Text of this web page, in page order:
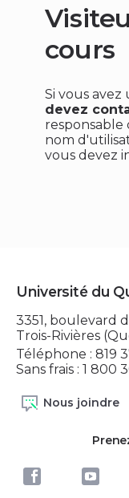
cours
Si vous avez
devez
responsable
nom
vous devez
Université du
3351, boulevard
Trois-Rivières
Téléphone : 819
Sans frais : 1 800
Nous joindre